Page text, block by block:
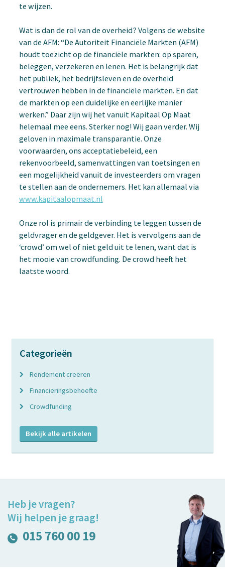
te wijzen.
Wat is dan de rol van de overheid? Volgens de website
van de AFM: “De Autoriteit Financiële Markten (AFM)
houdt toezicht op de financiële markten: op sparen,
beleggen, verzekeren en lenen. Het is belangrijk dat
het publiek, het bedrijfsleven en de overheid
vertrouwen hebben in de financiële markten. En dat
de markten op een duidelijke en eerlijke manier
werken.” Daar zijn wij het vanuit Kapitaal Op Maat
helemaal mee eens. Sterker nog! Wij gaan verder. Wij
geloven in maximale transparantie. Onze
voorwaarden, ons acceptatiebeleid, een
rekenvoorbeeld, samenvattingen van toetsingen en
een mogelijkheid vanuit de investeerders om vragen
te stellen aan de ondernemers. Het kan allemaal via
www.kapitaalopmaat.nl
Onze rol is primair de verbinding te leggen tussen de
geldvrager en de geldgever. Het is vervolgens aan de
‘crowd’ om wel of niet geld uit te lenen, want dat is
het mooie van crowdfunding. De crowd heeft het
laatste woord.
Categorieën
Rendement creëren
Financieringsbehoefte
Crowdfunding
Bekijk alle artikelen
Heb je vragen?
Wij helpen je graag!
015 760 00 19